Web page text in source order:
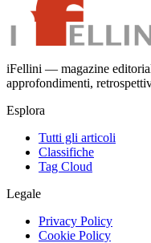
iFellini — magazine
approfondimenti,
Esplora
Tutti gli articoli
Classifiche
Tag Cloud
Legale
Privacy Policy
Cookie Policy